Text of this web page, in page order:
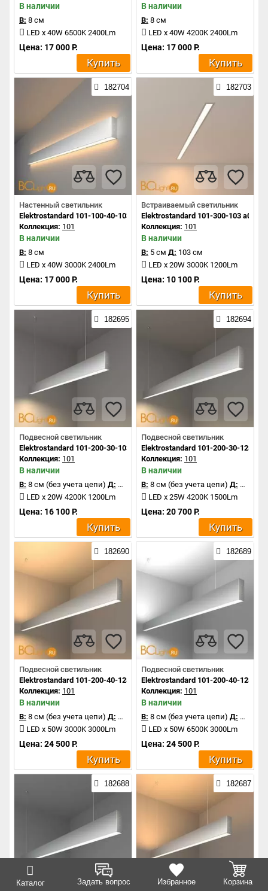
Каталог Задать вопрос Избранное Корзина
В наличии
В: 8 см
LED x 40W 6500K 2400Lm
Цена: 17 000 Р.
Купить
В наличии
В: 8 см
LED x 40W 4200K 2400Lm
Цена: 17 000 Р.
Купить
182704
Настенный светильник
Elektrostandard 101-100-40-103 a041468
Коллекция: 101
В наличии
В: 8 см
LED x 40W 3000K 2400Lm
Цена: 17 000 Р.
Купить
182703
Встраиваемый светильник
Elektrostandard 101-300-103
Коллекция: 101
В наличии
В: 5 см Д: 103 см
LED x 20W 3000K 1200Lm
Цена: 10 100 Р.
Купить
182695
Подвесной светильник
Elektrostandard 101-200-30-103 a041524
Коллекция: 101
В наличии
В: 8 см (без учета цепи) Д:
LED x 20W 4200K 1200Lm
Цена: 16 100 Р.
Купить
182694
Подвесной светильник
Elektrostandard 101-200-30-128
Коллекция: 101
В наличии
В: 8 см (без учета цепи) Д:
LED x 25W 4200K 1500Lm
Цена: 20 700 Р.
Купить
182690
Подвесной светильник
Elektrostandard 101-200-40-128 a041492
Коллекция: 101
В наличии
В: 8 см (без учета цепи) Д:
LED x 50W 3000K 3000Lm
Цена: 24 500 Р.
Купить
182689
Подвесной светильник
Elektrostandard 101-200-40-128
Коллекция: 101
В наличии
В: 8 см (без учета цепи) Д:
LED x 50W 6500K 3000Lm
Цена: 24 500 Р.
Купить
182688 182687